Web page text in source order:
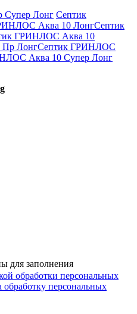
Лонг Септик
Аква 10 ЛонгСептик
ГРИНЛОС Аква 10
ЛонгСептик ГРИНЛОС
Аква 10 Супер Лонг
для заполнения
обработки персональных
обработку персональных